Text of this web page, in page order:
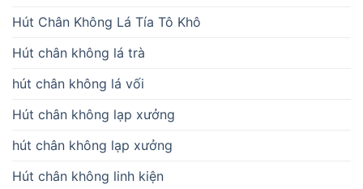
Hút Chân Không Lá Tía Tô Khô
Hút chân không lá trà
hút chân không lá vối
Hút chân không lạp xưởng
hút chân không lạp xưởng
Hút chân không linh kiện